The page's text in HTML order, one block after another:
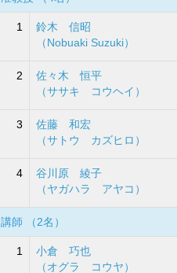
1
鈴木 信昭
（Nobuaki Suzuki）
2
佐々木 恒平
（ササキ コウヘイ）
3
佐藤 和宏
（サトウ カズヒロ）
4
谷川原 綾子
（ヤガハラ アヤコ）
講師 （2名）
1
小倉 巧也
（オグラ コウヤ）